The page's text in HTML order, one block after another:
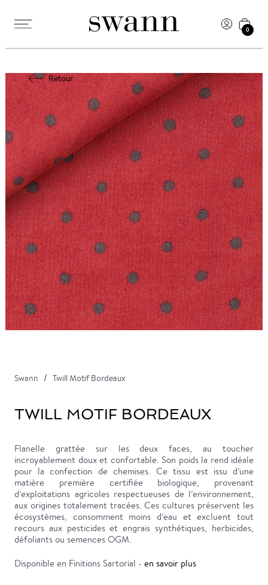
0
Retour
Swann Twill Motif Bordeaux
TWILL MOTIF BORDEAUX
Flanelle grattée sur les deux faces, au toucher
incroyablement doux et confortable. Son poids la rend idéale
pour la confection de chemises. Ce tissu est issu d’une
matière première certifiée biologique, provenant
d’exploitations agricoles respectueuses de l’environnement,
aux origines totalement tracées. Ces cultures préservent les
écosystèmes, consomment moins d’eau et excluent tout
recours aux pesticides et engrais synthétiques, herbicides,
défoliants ou semences OGM.
Disponible en Finitions Sartorial - en savoir plus